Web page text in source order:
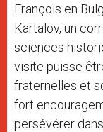
François en
Kartalov, un
sciences
visite puisse
fraternelles et
fort
persévérer